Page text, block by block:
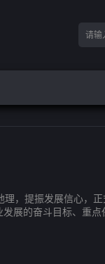
提振发展信心，正
展的奋斗目标、重点